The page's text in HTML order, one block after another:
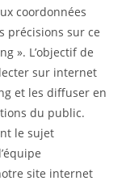
coordonnées
précisions sur ce
». L’objectif de
sur internet
et les diffuser en
du public.
le sujet
site internet